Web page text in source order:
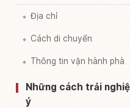
Địa chỉ
Cách di chuyển
Thông tin vận hành phà
Những cách trải
ý